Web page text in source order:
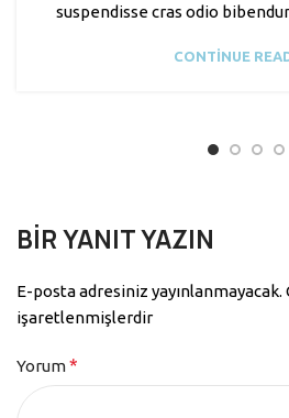
suspendisse cras odio
CONTINUE
BIR YANIT YAZIN
E-posta adresiniz yayınlanmayacak.
işaretlenmişlerdir
Yorum*